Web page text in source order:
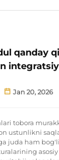
qanday
Jan 20, 2026
tobora
ustunlikni
juda ham